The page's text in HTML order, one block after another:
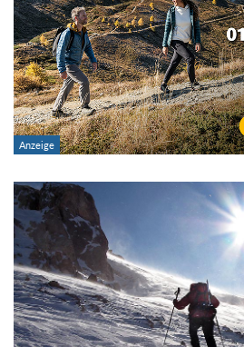
Gebirge:
Art der Tour:
Schwierigkeitsgrad:
von
bis
Kondition (Tourdauer):
von
bis
Suchbegriff: